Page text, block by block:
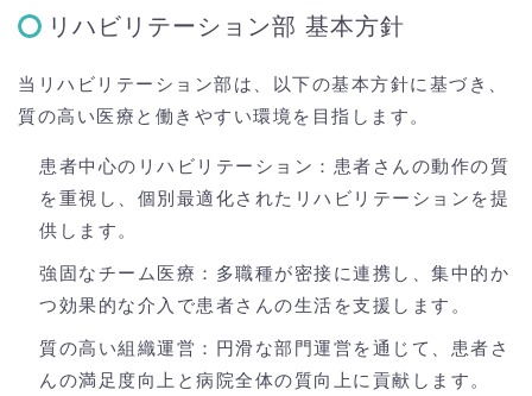
リハビリテーション部 基本方針
当リハビリテーション部は、以下の基本方針に基づき、
質の高い医療と働きやすい環境を目指します。
患者中心のリハビリテーション：患者さんの動作の質
を重視し、個別最適化されたリハビリテーションを提
供します。
強固なチーム医療：多職種が密接に連携し、集中的か
つ効果的な介入で患者さんの生活を支援します。
質の高い組織運営：円滑な部門運営を通じて、患者さ
んの満足度向上と病院全体の質向上に貢献します。